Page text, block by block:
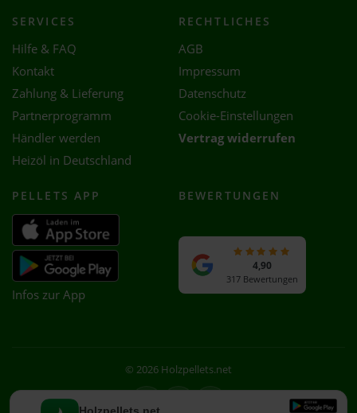
Holzpellets.net
SERVICES
Hilfe & FAQ
Kontakt
Zahlung & Lieferung
Partnerprogramm
Händler werden
Heizöl in Deutschland
RECHTLICHES
AGB
Impressum
Datenschutz
Cookie-Einstellungen
Vertrag widerrufen
PELLETS APP
Infos zur App
BEWERTUNGEN
4,90
317 Bewertungen
© 2026 Holzpellets.net
Facebook